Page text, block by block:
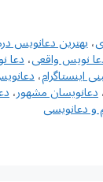
،بهترین دعانویس
نویس واقعی،دعا
اینستاگرام،
،دعانویسان مشهور،
دعانویسی